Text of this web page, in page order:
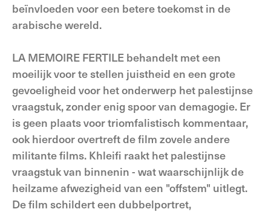
beïnvloeden voor een betere toekomst in de
arabische wereld.
LA MEMOIRE FERTILE behandelt met een
moeilijk voor te stellen juistheid en een grote
gevoeligheid voor het onderwerp het palestijnse
vraagstuk, zonder enig spoor van demagogie. Er
is geen plaats voor triomfalistisch kommentaar,
ook hierdoor overtreft de film zovele andere
militante films. Khleifi raakt het palestijnse
vraagstuk van binnenin - wat waarschijnlijk de
heilzame afwezigheid van een "offstem" uitlegt.
De film schildert een dubbelportret,